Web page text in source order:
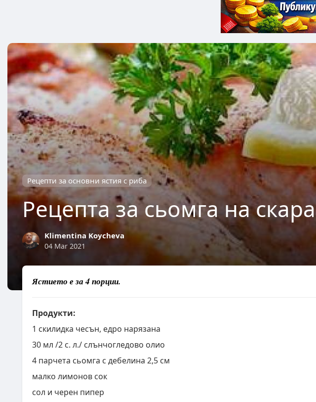
Рецепти за основни ястия с риба
Рецепта за сьомга на скара
Klimentina Koycheva
04 Mar 2021
Ястието е за 4 порции.
Продукти:
1 скилидка чесън, едро нарязана
30 мл /2 с. л./ слънчогледово олио
4 парчета сьомга с дебелина 2,5 см
малко лимонов сок
сол и черен пипер